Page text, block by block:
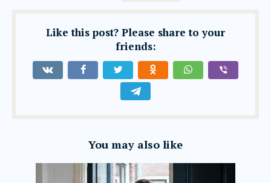
Like this post? Please share to your
friends:
You may also like